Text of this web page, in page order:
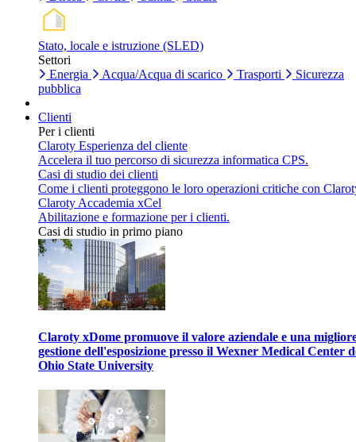
Stato, locale e istruzione (SLED)
Settori
Energia
Acqua/Acqua di scarico Trasporti
Sicurezza
pubblica
Clienti
Per i clienti
Claroty Esperienza del cliente
Accelera il tuo percorso di sicurezza informatica CPS.
Casi di studio dei clienti
Come i clienti proteggono le loro operazioni critiche con
Claroty Accademia xCel
Abilitazione e formazione per i clienti.
Casi di studio in primo piano
Claroty xDome promuove il valore aziendale e una
gestione dell'esposizione presso il Wexner Medical Center
Ohio State University